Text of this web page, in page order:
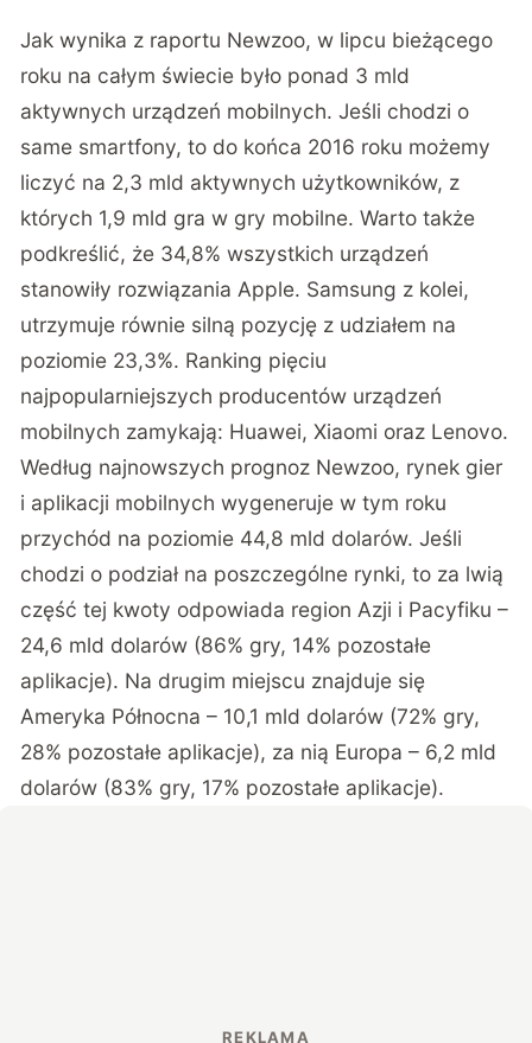
Jak wynika z raportu Newzoo, w lipcu bieżącego
roku na całym świecie było ponad 3 mld
aktywnych urządzeń mobilnych. Jeśli chodzi o
same smartfony, to do końca 2016 roku możemy
liczyć na 2,3 mld aktywnych użytkowników, z
których 1,9 mld gra w gry mobilne. Warto także
podkreślić, że 34,8% wszystkich urządzeń
stanowiły rozwiązania Apple. Samsung z kolei,
utrzymuje równie silną pozycję z udziałem na
poziomie 23,3%. Ranking pięciu
najpopularniejszych producentów urządzeń
mobilnych zamykają: Huawei, Xiaomi oraz Lenovo.
Według najnowszych prognoz Newzoo, rynek gier
i aplikacji mobilnych wygeneruje w tym roku
przychód na poziomie 44,8 mld dolarów. Jeśli
chodzi o podział na poszczególne rynki, to za lwią
część tej kwoty odpowiada region Azji i Pacyfiku –
24,6 mld dolarów (86% gry, 14% pozostałe
aplikacje). Na drugim miejscu znajduje się
Ameryka Północna – 10,1 mld dolarów (72% gry,
28% pozostałe aplikacje), za nią Europa – 6,2 mld
dolarów (83% gry, 17% pozostałe aplikacje).